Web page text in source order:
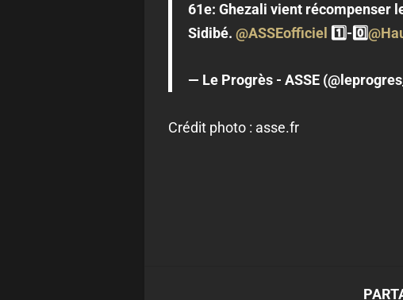
61e: Ghezali vient récompenser
Sidibé. @ASSEofficiel 1️⃣-0️⃣
— Le Progrès - ASSE
Crédit photo : asse.fr